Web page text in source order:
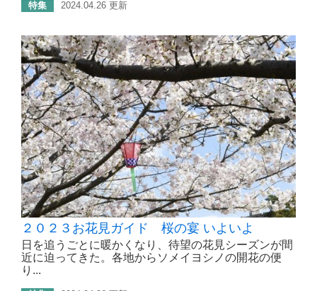
特集 2024.04.26 更新
２０２３お花見ガイド 桜の宴 いよいよ
日を追うごとに暖かくなり、待望の花見シーズンが間
近に迫ってきた。各地からソメイヨシノの開花の便
り...